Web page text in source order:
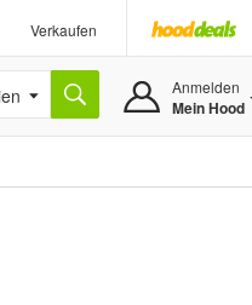
Verkaufen
Anmelden
Mein Hood